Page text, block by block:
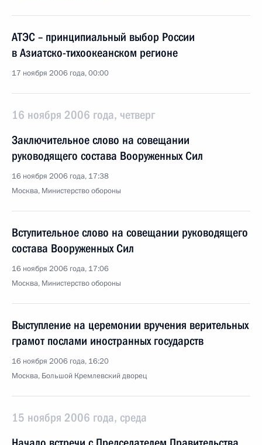
АТЭС – принципиальный выбор России
в Азиатско-тихоокеанском регионе
17 ноября 2006 года, 00:00
16 ноября 2006 года, четверг
Заключительное слово на совещании
руководящего состава Вооруженных Сил
16 ноября 2006 года, 17:38
Москва, Министерство обороны
Вступительное слово на совещании руководящего
состава Вооруженных Сил
16 ноября 2006 года, 17:06
Москва, Министерство обороны
Выступление на церемонии вручения верительных
грамот послами иностранных государств
16 ноября 2006 года, 16:20
Москва, Большой Кремлевский дворец
15 ноября 2006 года, среда